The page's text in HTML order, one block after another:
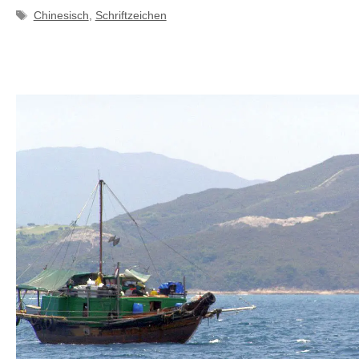
Schlagwörter
Chinesisch Schriftzeichen